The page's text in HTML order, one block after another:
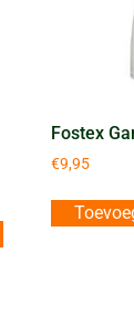
Fostex
€9,95